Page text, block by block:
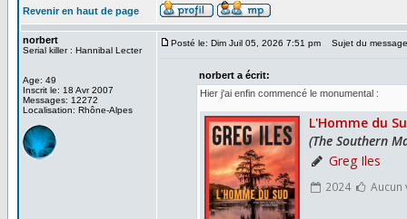
Revenir en haut de page
norbert
Serial killer : Hannibal Lecter
Age: 49
Inscrit le: 18 Avr 2007
Messages: 12272
Localisation: Rhône-Alpes
Posté le: Dim Juil 05, 2026 7:51 pm Sujet du
norbert a écrit:
Hier j'ai enfin commencé le monumental :